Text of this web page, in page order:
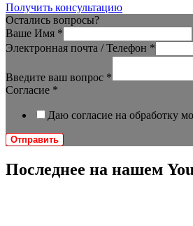
Получить консультацию
Остались вопросы?
Ваше Имя *
Электронная почта / Телефон *
Введите ваш вопрос *
Согласие *
Даю согласие на обработку
Отправить
Последнее на нашем